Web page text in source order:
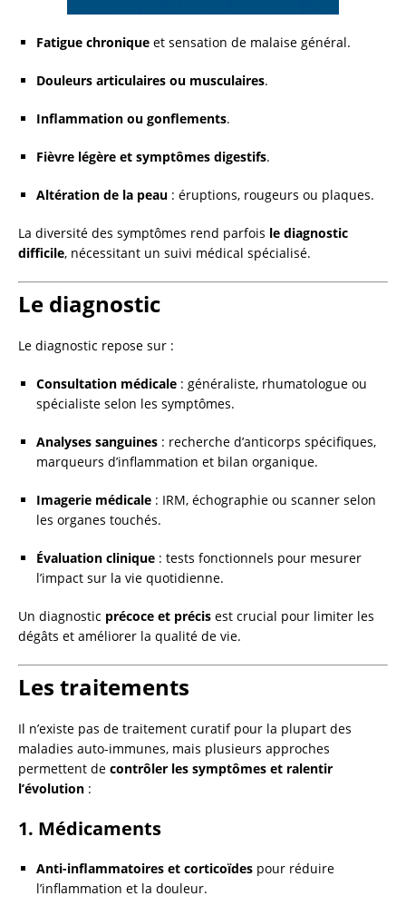
Fatigue chronique et sensation de malaise général.
Douleurs articulaires ou musculaires.
Inflammation ou gonflements.
Fièvre légère et symptômes digestifs.
Altération de la peau : éruptions, rougeurs ou plaques.
La diversité des symptômes rend parfois le diagnostic
difficile, nécessitant un suivi médical spécialisé.
Le diagnostic
Le diagnostic repose sur :
Consultation médicale : généraliste, rhumatologue ou
spécialiste selon les symptômes.
Analyses sanguines : recherche d’anticorps spécifiques,
marqueurs d’inflammation et bilan organique.
Imagerie médicale : IRM, échographie ou scanner selon
les organes touchés.
Évaluation clinique : tests fonctionnels pour mesurer
l’impact sur la vie quotidienne.
Un diagnostic précoce et précis est crucial pour limiter les
dégâts et améliorer la qualité de vie.
Les traitements
Il n’existe pas de traitement curatif pour la plupart des
maladies auto-immunes, mais plusieurs approches
permettent de contrôler les symptômes et ralentir
l’évolution :
1. Médicaments
Anti-inflammatoires et corticoïdes pour réduire
l’inflammation et la douleur.